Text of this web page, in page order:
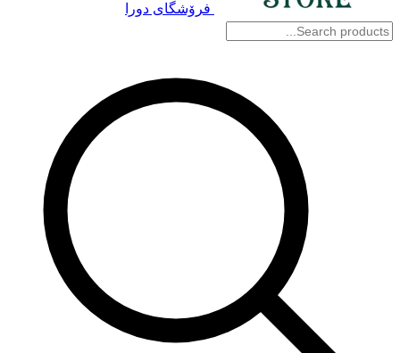
فرۆشگای دورا